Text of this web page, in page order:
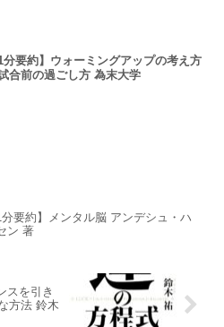
1分要約】ウォーミングアップの考え方
合前の過ごし方 為末大学
分要約】メンタル脳 アンデシュ・ハ
ン 著
スを引き
方法 鈴木